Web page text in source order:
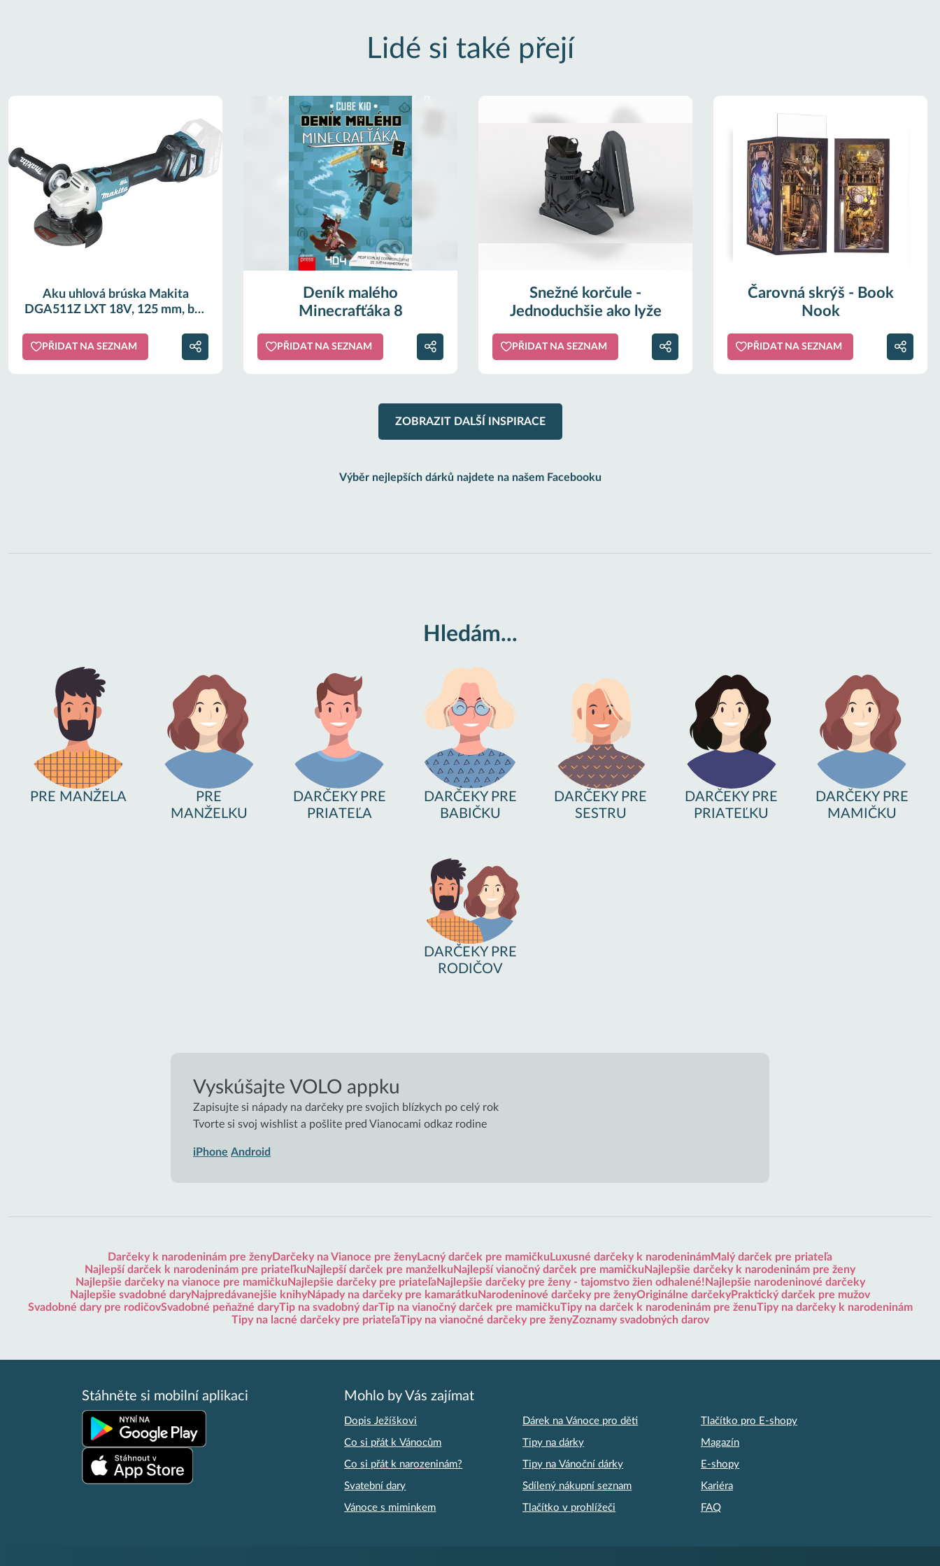
Lidé si také přejí
Aku uhlová brúska Makita
DGA511Z LXT 18V, 125 mm, bez
HORNBACH
PŘIDAT NA SEZNAM
Deník malého
Minecrafťáka 8
PŘIDAT NA SEZNAM
Snežné korčule -
Jednoduchšie ako lyže
PŘIDAT NA SEZNAM
Čarovná skrýš - Book
Nook
PŘIDAT NA SEZNAM
ZOBRAZIT DALŠÍ INSPIRACE
Výběr nejlepších dárků najdete na našem Facebooku
Hledám...
PRE MANŽELA
PRE
MANŽELKU
DARČEKY PRE
PRIATEĽA
DARČEKY PRE
BABIČKU
DARČEKY PRE
SESTRU
DARČEKY PRE
PRIATEĽKU
DARČEKY PRE
MAMIČKU
DARČEKY PRE
RODIČOV
Vyskúšajte VOLO appku
Zapisujte si nápady na darčeky pre svojich blízkych po celý rok
Tvorte si svoj wishlist a pošlite pred Vianocami odkaz rodine
iPhone Android
Darčeky k narodeninám pre ženyDarčeky na Vianoce pre ženyLacný darček pre mamičku Luxusné darčeky k narodeninámMalý darček pre priateľa
Najlepší darček k narodeninám pre priateľku Najlepší darček pre manželku Najlepší vianočný darček pre mamičku Najlepšie darčeky k narodeninám pre ženy
Najlepšie darčeky na vianoce pre mamičku Najlepšie darčeky pre priateľaNajlepšie darčeky pre ženy - tajomstvo žien odhalené! Najlepšie narodeninové darčeky
Najlepšie svadobné daryNajpredávanejšie knihyNápady na darčeky pre kamarátku Narodeninové darčeky pre ženyOriginálne darčekyPraktický darček pre mužov
Svadobné dary pre rodičovSvadobné peňažné daryTip na svadobný darTip na vianočný darček pre mamičkuTipy na darček k narodeninám pre ženuTipy na darčeky k narodeninám
Tipy na lacné darčeky pre priateľaTipy na vianočné darčeky pre ženyZoznamy svadobných darov
Stáhněte si mobilní aplikaci Mohlo by Vás zajímat
Dopis Ježíškovi
Co si přát k Vánocům
Co si přát k narozeninám?
Svatební dary
Vánoce s miminkem
Dárek na Vánoce pro děti
Tipy na dárky
Tipy na Vánoční dárky
Sdílený nákupní seznam
Tlačítko v prohlížeči
Tlačítko pro E-shopy
Magazín
E-shopy
Kariéra
FAQ